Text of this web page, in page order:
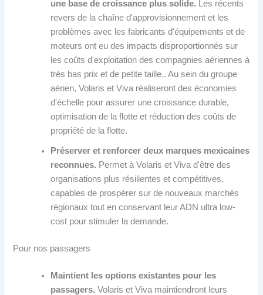
une base de croissance plus solide. Les récents
revers de la chaîne d'approvisionnement et les
problèmes avec les fabricants d'équipements et de
moteurs ont eu des impacts disproportionnés sur
les coûts d'exploitation des compagnies aériennes à
très bas prix et de petite taille.. Au sein du groupe
aérien, Volaris et Viva réaliseront des économies
d'échelle pour assurer une croissance durable,
optimisation de la flotte et réduction des coûts de
propriété de la flotte.
Préserver et renforcer deux marques mexicaines
reconnues. Permet à Volaris et Viva d'être des
organisations plus résilientes et compétitives,
capables de prospérer sur de nouveaux marchés
régionaux tout en conservant leur ADN ultra low-
cost pour stimuler la demande.
Pour nos passagers
Maintient les options existantes pour les
passagers. Volaris et Viva maintiendront leurs